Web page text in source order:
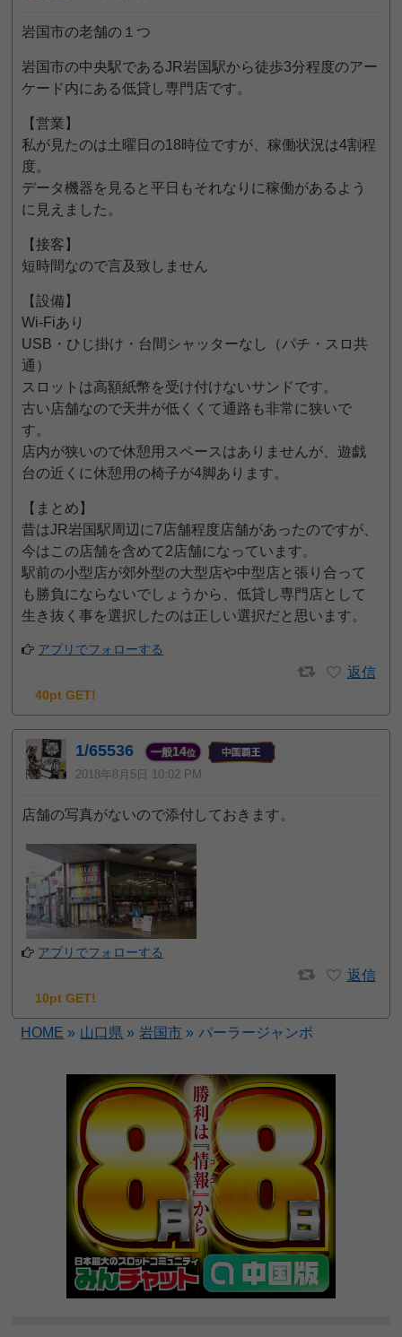
岩国市の老舗の１つ
岩国市の中央駅であるJR岩国駅から徒歩3分程度のアー
ケード内にある低貸し専門店です。
【営業】
私が見たのは土曜日の18時位ですが、稼働状況は4割程
度。
データ機器を見ると平日もそれなりに稼働があるよう
に見えました。
【接客】
短時間なので言及致しません
【設備】
Wi-Fiあり
USB・ひじ掛け・台間シャッターなし（パチ・スロ共
通）
スロットは高額紙幣を受け付けないサンドです。
古い店舗なので天井が低くくて通路も非常に狭いで
す。
店内が狭いので休憩用スペースはありませんが、遊戯
台の近くに休憩用の椅子が4脚あります。
【まとめ】
昔はJR岩国駅周辺に7店舗程度店舗があったのですが、
今はこの店舗を含めて2店舗になっています。
駅前の小型店が郊外型の大型店や中型店と張り合って
も勝負にならないでしょうから、低貸し専門店として
生き抜く事を選択したのは正しい選択だと思います。
アプリでフォローする
返信
40pt GET!
1/65536 一般14位
2018年8月5日 10:02 PM
店舗の写真がないので添付しておきます。
アプリでフォローする
返信
10pt GET!
HOME » 山口県 » 岩国市 » パーラージャンボ